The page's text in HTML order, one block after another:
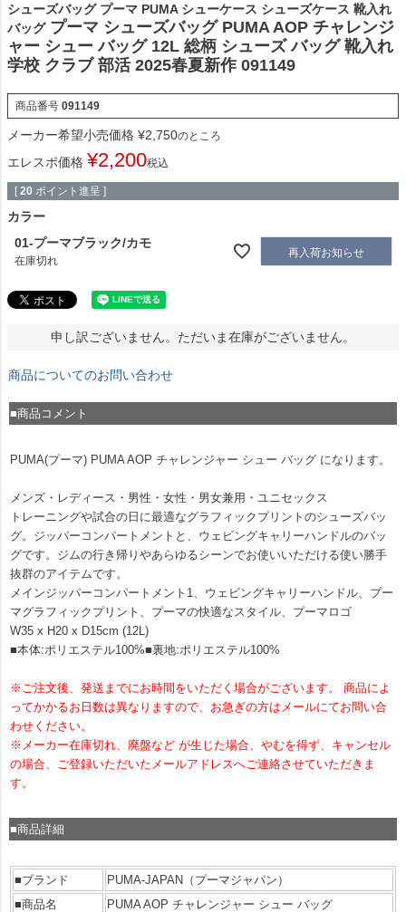
シューズバッグ プーマ PUMA シューケース シューズケース 靴入れ
バッグ プーマ シューズバッグ PUMA AOP チャレンジ
ャー シュー バッグ 12L 総柄 シューズ バッグ 靴入れ
学校 クラブ 部活 2025春夏新作 091149
商品番号 091149
メーカー希望小売価格 ¥2,750のところ
エレスポ価格 ¥2,200税込
[ 20 ポイント進呈 ]
カラー
01-プーマブラック/カモ
在庫切れ
再入荷お知らせ
申し訳ございません。ただいま在庫がございません。
商品についてのお問い合わせ
■商品コメント
PUMA(プーマ) PUMA AOP チャレンジャー シュー バッグ になります。
メンズ・レディース・男性・女性・男女兼用・ユニセックス
トレーニングや試合の日に最適なグラフィックプリントのシューズバッ
グ。ジッパーコンパートメントと、ウェビングキャリーハンドルのバッ
グです。ジムの行き帰りやあらゆるシーンでお使いいただける使い勝手
抜群のアイテムです。
メインジッパーコンパートメント1、ウェビングキャリーハンドル、プー
マグラフィックプリント、プーマの快適なスタイル、プーマロゴ
W35 x H20 x D15cm (12L)
■本体:ポリエステル100%■裏地:ポリエステル100%
※ご注文後、発送までにお時間をいただく場合がございます。 商品によ
ってかかるお日数は異なりますので、お急ぎの方はメールにてお問い合
わせください。
※メーカー在庫切れ、廃盤など が生じた場合、やむを得ず、キャンセル
の場合、ご登録いただいたメールアドレスへご連絡させていただきま
す。
■商品詳細
■ブランド
PUMA-JAPAN（プーマジャパン）
■商品名
PUMA AOP チャレンジャー シュー バッグ